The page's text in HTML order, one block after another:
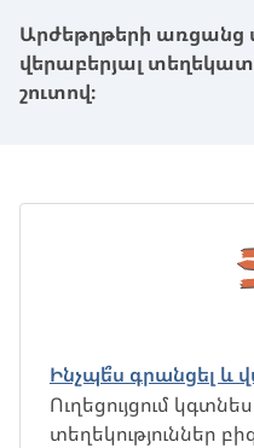
Արժեթղթերի առցանց
վերաբերյալ
շուտով։
Ինչպե՞ս գրանցել և
Ուղեցույցում
տեղեկություններ